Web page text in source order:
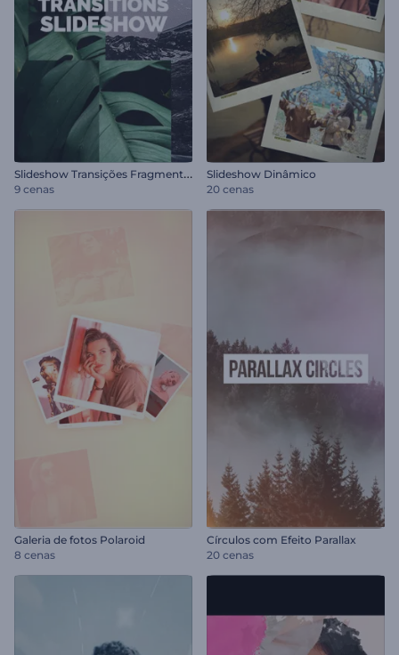
S
lideshow Transições Fragmentadas
9 cenas
Slideshow Dinâmico
20 cenas
Galeria de fotos Polaroid
8 cenas
Círculos com Efeito Parallax
20 cenas